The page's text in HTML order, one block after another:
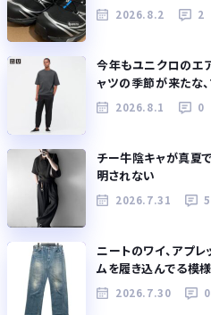
2026.8.2 2
今年もユニクロのエ
ャツの季節が来たな
2026.8.1 0
チー牛陰キャが真夏
明されない
2026.7.31 5
ニートのワイ、アプ
ムを履き込んでる模様
2026.7.30 0